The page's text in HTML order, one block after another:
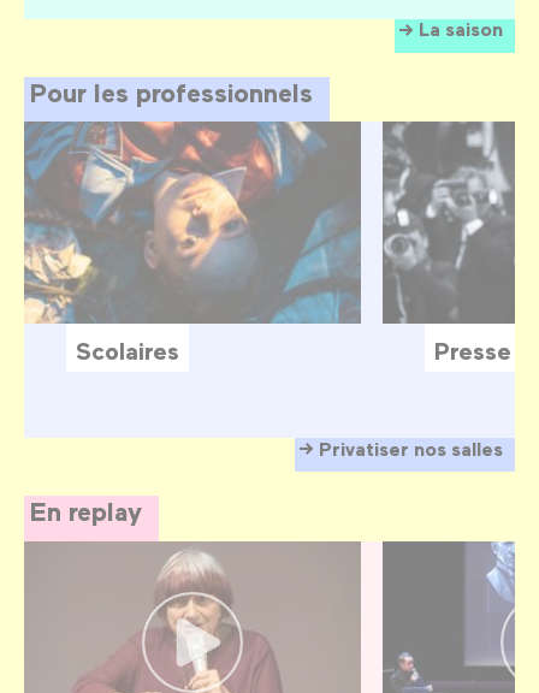
La saison
Pour les professionnels
Privatiser nos salles
Scolaires Presse
En replay